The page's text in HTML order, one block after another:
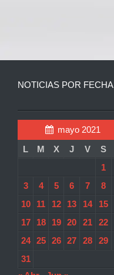
NOTICIAS POR FECHA
mayo 2021
L
M X J V S
1
3
4 5 6 7 8
10
11 12 13 14 15
17
18 19 20 21 22
24
25 26 27 28 29
31